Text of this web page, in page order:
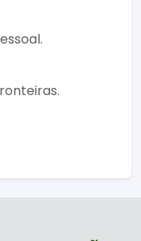
o
vista única
Paraná,
Brasil,
temático